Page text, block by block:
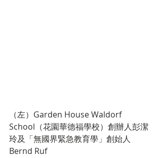
（左）Garden House Waldorf
School（花園華德福學校）創辦人彭潔
玲及「無國界緊急教育學」創始人
Bernd Ruf